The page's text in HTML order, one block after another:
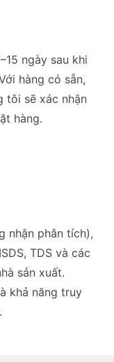
ngày sau khi
hàng có sẵn,
tôi sẽ xác nhận
hàng.
nhận phân tích),
TDS và các
sản xuất.
khả năng truy